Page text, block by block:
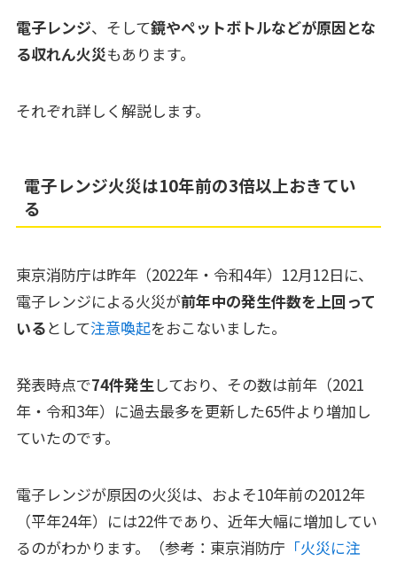
電子レンジ、そして鏡やペットボトルなどが原因とな
る収れん火災もあります。
それぞれ詳しく解説します。
電子レンジ火災は10年前の3倍以上おきてい
る
東京消防庁は昨年（2022年・令和4年）12月12日に、
電子レンジによる火災が前年中の発生件数を上回って
いるとして注意喚起をおこないました。
発表時点で74件発生 しており、その数は前年（2021
年・令和3年）に過去最多を更新した65件より増加し
ていたのです。
電子レンジが原因の火災は、およそ10年前の2012年
（平年24年）には22件であり、近年大幅に増加してい
るのがわかります。（参考：東京消防庁 「火災に注